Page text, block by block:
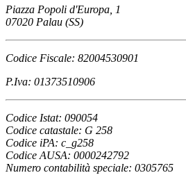
Piazza Popoli d'Europa, 1
07020 Palau (SS)
Codice Fiscale: 82004530901
P.Iva: 01373510906
Codice Istat: 090054
Codice catastale: G 258
Codice iPA: c_g258
Codice AUSA: 0000242792
Numero contabilità speciale: 0305765